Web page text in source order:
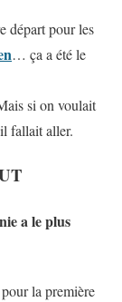
départ pour les
… ça a été le
si on voulait
fallait aller.
a le plus
la première